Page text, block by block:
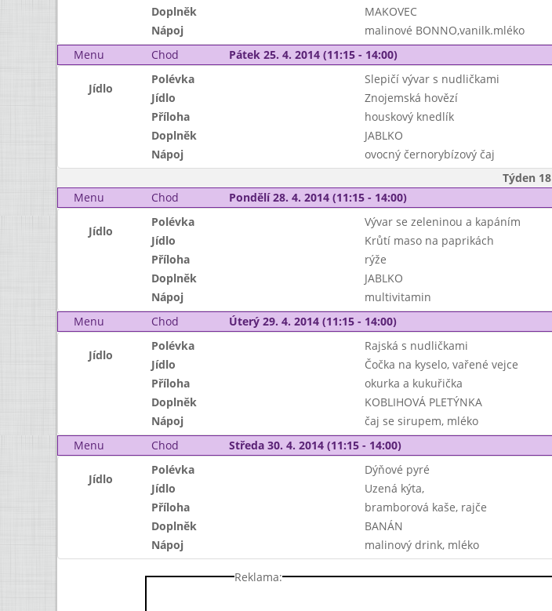
Doplněk
MAKOVEC
Nápoj
malinové BONNO,vanilk.mléko
Menu
Chod Pátek 25. 4. 2014 (11:15 - 14:00)
Jídlo
Polévka
Slepičí vývar s nudličkami
Jídlo
Znojemská hovězí
Příloha
houskový knedlík
Doplněk
JABLKO
Nápoj
ovocný černorybízový čaj
Týden 18
Menu
Chod Pondělí 28. 4. 2014 (11:15 - 14:00)
Jídlo
Polévka
Vývar se zeleninou a kapáním
Jídlo
Krůtí maso na paprikách
Příloha
rýže
Doplněk
JABLKO
Nápoj
multivitamin
Menu
Chod Úterý 29. 4. 2014 (11:15 - 14:00)
Jídlo
Polévka
Rajská s nudličkami
Jídlo
Čočka na kyselo, vařené vejce
Příloha
okurka a kukuřička
Doplněk
KOBLIHOVÁ PLETÝNKA
Nápoj
čaj se sirupem, mléko
Menu
Chod Středa 30. 4. 2014 (11:15 - 14:00)
Jídlo
Polévka
Dýňové pyré
Jídlo
Uzená kýta,
Příloha
bramborová kaše, rajče
Doplněk
BANÁN
Nápoj
malinový drink, mléko
Reklama: